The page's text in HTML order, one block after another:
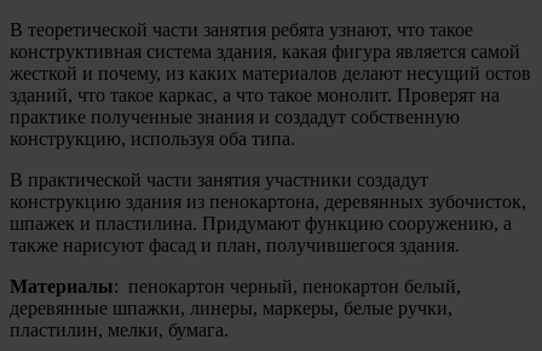
В теоретической части занятия ребята узнают, что такое
конструктивная система здания, какая фигура является самой
жесткой и почему, из каких материалов делают несущий остов
зданий, что такое каркас, а что такое монолит. Проверят на
практике полученные знания и создадут собственную
конструкцию, используя оба типа.
В практической части занятия участники создадут
конструкцию здания из пенокартона, деревянных зубочисток,
шпажек и пластилина. Придумают функцию сооружению, а
также нарисуют фасад и план, получившегося здания.
Материалы: пенокартон черный, пенокартон белый,
деревянные шпажки, линеры, маркеры, белые ручки,
пластилин, мелки, бумага.